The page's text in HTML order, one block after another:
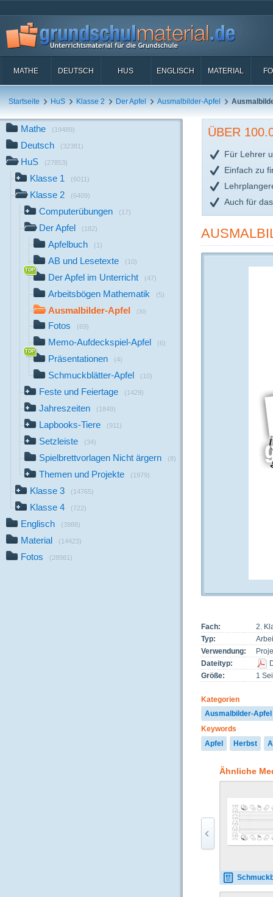
MATHE DEUTSCH HUS ENGLISCH MATERIAL
Startseite HuS Klasse 2 Der Apfel Ausmalbilder-Apfel
Mathe (19489)
Deutsch (32381)
HuS (27853)
Klasse 1 (6011)
Klasse 2 (6409)
Computerübungen (17)
Der Apfel (182)
Apfelbuch (1)
AB und Lesetexte (10)
Der Apfel im Unterricht (47)
Arbeitsbögen Mathematik (5)
Ausmalbilder-Apfel (30)
Fotos (69)
Memo-Aufdeckspiel-Apfel (6)
Präsentationen (4)
Schmuckblätter-Apfel (10)
Feste und Feiertage (1429)
Jahreszeiten (1849)
Lapbooks-Tiere (911)
Setzleiste (34)
Spielbrettvorlagen Nicht ärgern (8)
Themen und Projekte (1979)
Klasse 3 (14765)
Klasse 4 (722)
Englisch (3988)
Material (14423)
Fotos (28981)
ÜBER
Für Lehrer
Einfach zu
Auch für
Fach:
2.
Typ:
Verwendung:
Dateityp:
Größe:
1
Kategorien
Ausmalbilder-Apfel
Keywords
Apfel
Herbst
Ähnliche
Schmuckblatt-Apfel-